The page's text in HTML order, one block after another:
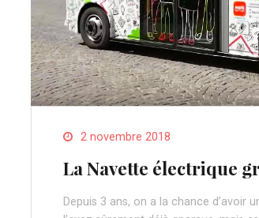
2 novembre 2018
La Navette électrique
Depuis 3 ans, on a la chance d’avoir